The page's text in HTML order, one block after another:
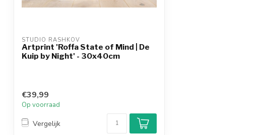
STUDIO RASHKOV
Artprint 'Roffa State of Mind | De
Kuip by Night' - 30x40cm
€39,99
Op voorraad
Vergelijk